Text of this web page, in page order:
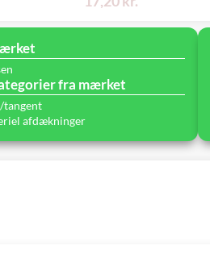
fra mærket
tangent
afdækninger